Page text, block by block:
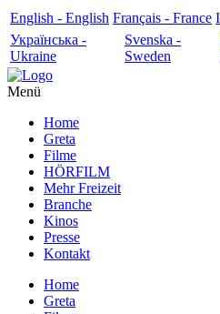
English - English Français - France
Українська -
Ukraine
Svenska -
Sweden
Menü
Home
Greta
Filme
HÖRFILM
Mehr Freizeit
Branche
Kinos
Presse
Kontakt
Home
Greta